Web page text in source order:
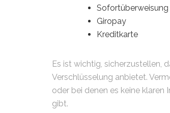
Sofortüberweisung
Giropay
Kreditkarte
Es ist wichtig, sicherzustellen,
Verschlüsselung anbietet.
oder bei denen es keine
gibt.